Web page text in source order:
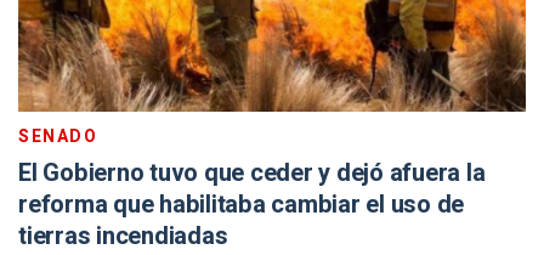
SENADO
El Gobierno tuvo que ceder y dejó afuera la
reforma que habilitaba cambiar el uso de
tierras incendiadas